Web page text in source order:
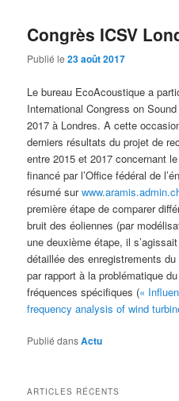
Congrès ICSV
Publié le23 août 2017
Le bureau EcoAcoustique a
International Congress on
2017 à Londres. A cette
derniers résultats du projet de
entre 2015 et 2017 concernant
financé par l’Office fédéral de
résumé sur
première étape de comparer
bruit des éoliennes (par
une deuxième étape, il
détaillée des enregistrements
par rapport à la problématique
fréquences spécifiques («
frequency analysis of wind
Publié dansActu
ARTICLES RÉCENTS